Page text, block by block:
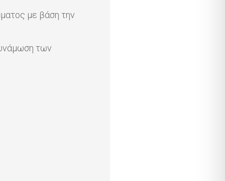
με βάση την
των